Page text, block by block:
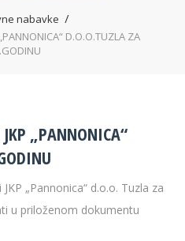
nabavke
D.O.O.TUZLA ZA
„PANNONICA“
„Pannonica“ d.o.o. Tuzla za
u priloženom dokumentu